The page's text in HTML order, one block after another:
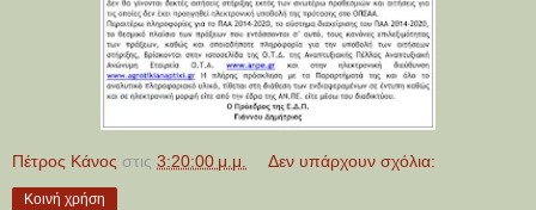
Πέτρος Κάνος στις 3:20:00 μ.μ. Δεν υπάρχουν σχόλια:
Κοινή χρήση